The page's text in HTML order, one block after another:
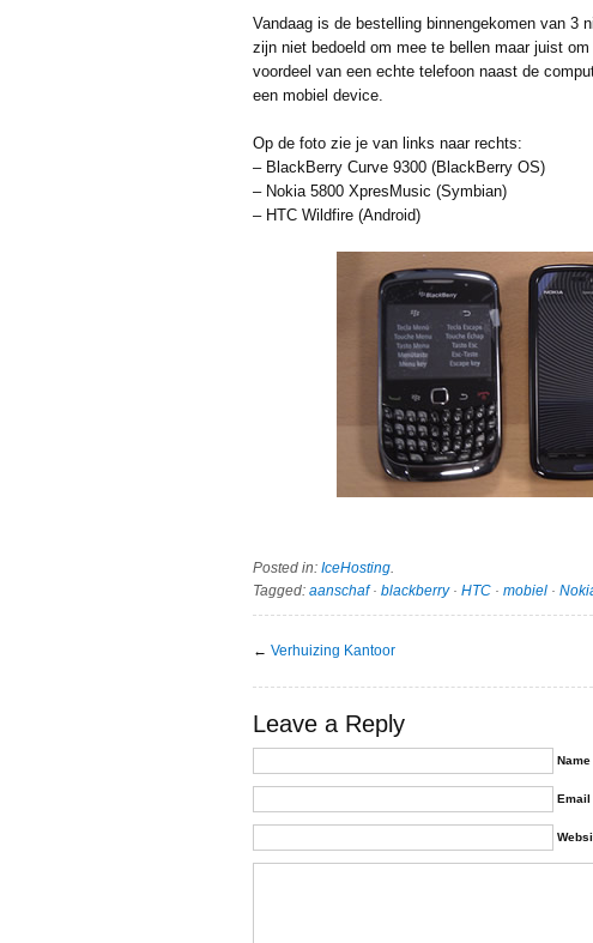
Vandaag is de bestelling binnengekomen van 3
zijn niet bedoeld om mee te bellen maar juist
voordeel van een echte telefoon naast de
een mobiel device.
Op de foto zie je van links naar rechts:
– BlackBerry Curve 9300 (BlackBerry OS)
– Nokia 5800 XpresMusic (Symbian)
– HTC Wildfire (Android)
Posted in: IceHosting.
Tagged: aanschaf· blackberry· HTC · mobiel ·
← Verhuizing Kantoor
Leave a Reply
Name
Email